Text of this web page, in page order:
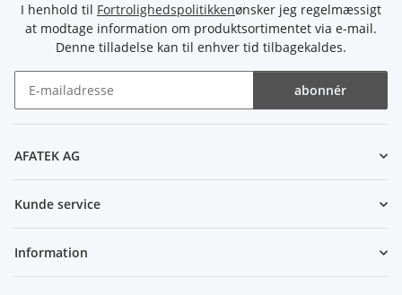
I henhold til Fortrolighedspolitikkenønsker jeg regelmæssigt
at modtage information om produktsortimentet via e-mail.
Denne tilladelse kan til enhver tid tilbagekaldes.
abonnér
AFATEK AG
Kunde service
Information